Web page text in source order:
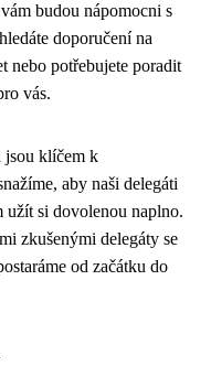
budou nápomocni s
doporučení na
nebo potřebujete poradit
vás.
jsou klíčem k
aby naši delegáti
si dovolenou naplno.
zkušenými delegáty se
od začátku do